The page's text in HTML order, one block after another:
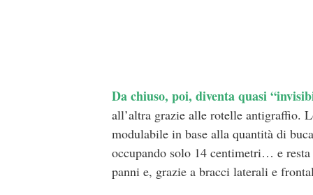
Da chiuso, poi, diventa quasi
all’altra grazie alle rotelle antigraffio.
modulabile in base alla quantità di
occupando solo 14 centimetri… e
panni e, grazie a bracci laterali e